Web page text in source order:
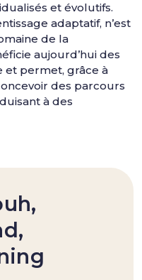
et évolutifs.
adaptatif, n’est
de la
aujourd’hui des
et permet, grâce à
des parcours
à des